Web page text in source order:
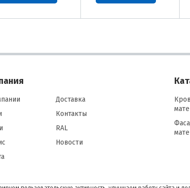
Доставка
Контакты
RAL
Новости